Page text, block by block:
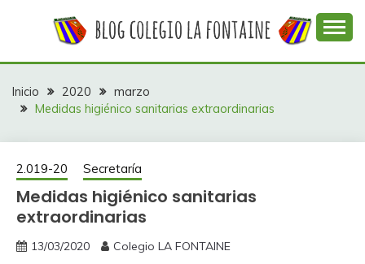
COLEGIO LA
FONTAINE
colegio La Fontaine
Inicio 2020
marzo
Medidas higiénico sanitarias extraordinarias
2.019-20 Secretaría
Medidas higiénico sanitarias
extraordinarias
13/03/2020 Colegio LA FONTAINE